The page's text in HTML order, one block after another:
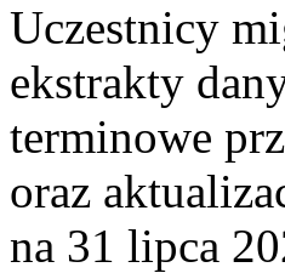
Uczestnicy
ekstrakty
terminowe
oraz
na 31 lipca